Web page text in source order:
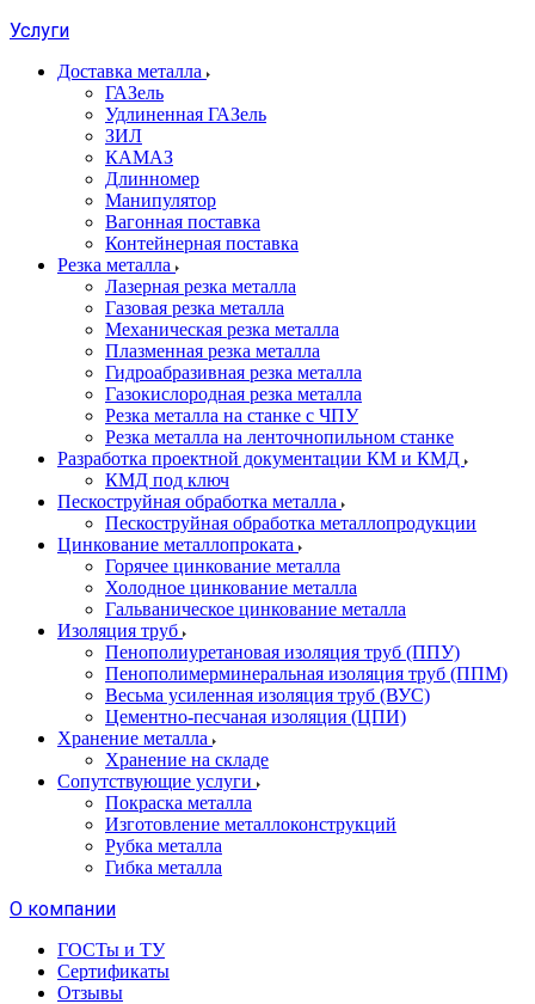
Услуги
Доставка металла
ГАЗель
Удлиненная ГАЗель
ЗИЛ
КАМАЗ
Длинномер
Манипулятор
Вагонная поставка
Контейнерная поставка
Резка металла
Лазерная резка металла
Газовая резка металла
Механическая резка металла
Плазменная резка металла
Гидроабразивная резка металла
Газокислородная резка металла
Резка металла на станке с ЧПУ
Резка металла на ленточнопильном станке
Разработка проектной документации КМ и КМД
КМД под ключ
Пескоструйная обработка металла
Пескоструйная обработка металлопродукции
Цинкование металлопроката
Горячее цинкование металла
Холодное цинкование металла
Гальваническое цинкование металла
Изоляция труб
Пенополиуретановая изоляция труб (ППУ)
Пенополимерминеральная изоляция труб (ППМ)
Весьма усиленная изоляция труб (ВУС)
Цементно-песчаная изоляция (ЦПИ)
Хранение металла
Хранение на складе
Сопутствующие услуги
Покраска металла
Изготовление металлоконструкций
Рубка металла
Гибка металла
О компании
ГОСТы и ТУ
Сертификаты
Отзывы